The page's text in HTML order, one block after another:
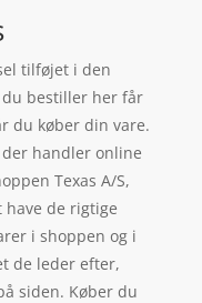
tilføjet i den
bestiller her får
du køber din vare.
handler online
Texas A/S,
de rigtige
i shoppen og i
de leder efter,
siden. Køber du